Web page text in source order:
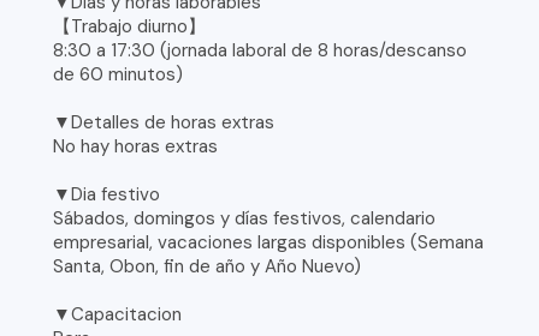
【Trabajo diurno】
8:30 a 17:30 (jornada laboral de 8 horas/descanso
de 60 minutos)
▼Detalles de horas extras
No hay horas extras
▼Dia festivo
Sábados, domingos y días festivos, calendario
empresarial, vacaciones largas disponibles (Semana
Santa, Obon, fin de año y Año Nuevo)
▼Capacitacion